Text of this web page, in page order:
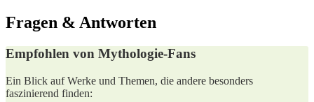
Fragen & ​Antworten
Empfohlen von Mythologie-Fans
Ein Blick auf ⁢Werke und Themen, die andere ⁣besonders
faszinierend finden: